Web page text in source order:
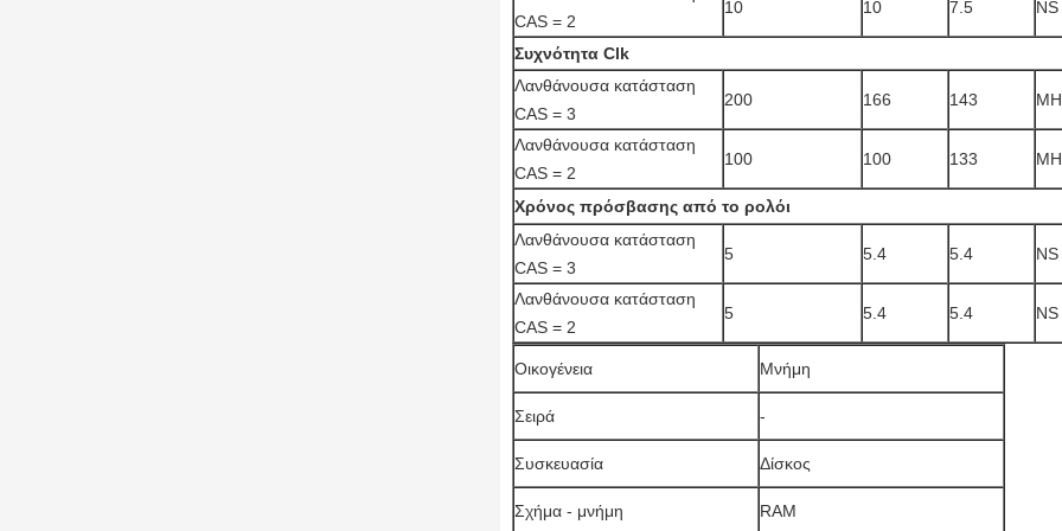
CAS = 2
10 10 7.5 NS
Συχνότητα Clk
Λανθάνουσα κατάσταση
CAS = 3
200 166 143
Λανθάνουσα κατάσταση
CAS = 2
100 100 133
Χρόνος πρόσβασης από το ρολόι
Λανθάνουσα κατάσταση
CAS = 3
5 5.4 5.4 NS
Λανθάνουσα κατάσταση
CAS = 2
5 5.4 5.4 NS
Οικογένεια Μνήμη
Σειρά -
Συσκευασία Δίσκος
Σχήμα - μνήμη RAM